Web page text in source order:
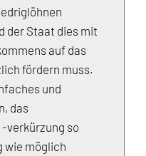
der Staat dies mit
auf das
fördern muss.
und
das
verkürzung so
wie möglich